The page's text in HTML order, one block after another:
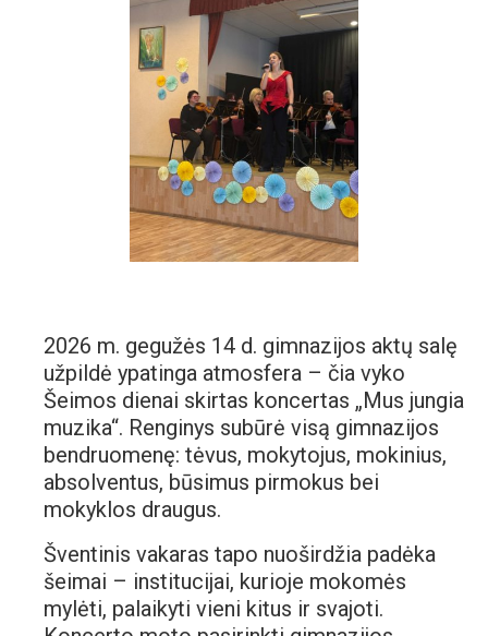
2026 m. gegužės 14 d. gimnazijos aktų salę
užpildė ypatinga atmosfera – čia vyko
Šeimos dienai skirtas koncertas „Mus jungia
muzika“. Renginys subūrė visą gimnazijos
bendruomenę: tėvus, mokytojus, mokinius,
absolventus, būsimus pirmokus bei
mokyklos draugus.
Šventinis vakaras tapo nuoširdžia padėka
šeimai – institucijai, kurioje mokomės
mylėti, palaikyti vieni kitus ir svajoti.